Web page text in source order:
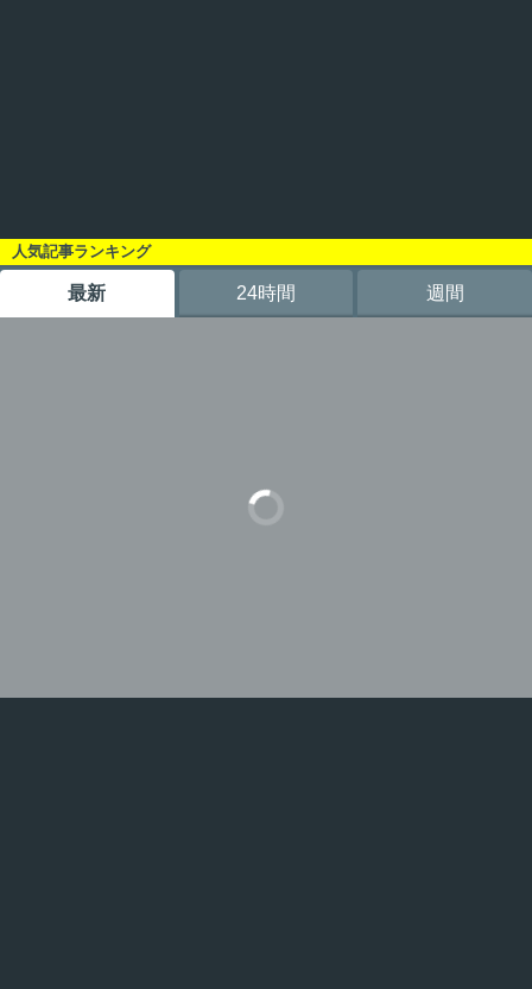
人気記事ランキング
最新 24時間 週間